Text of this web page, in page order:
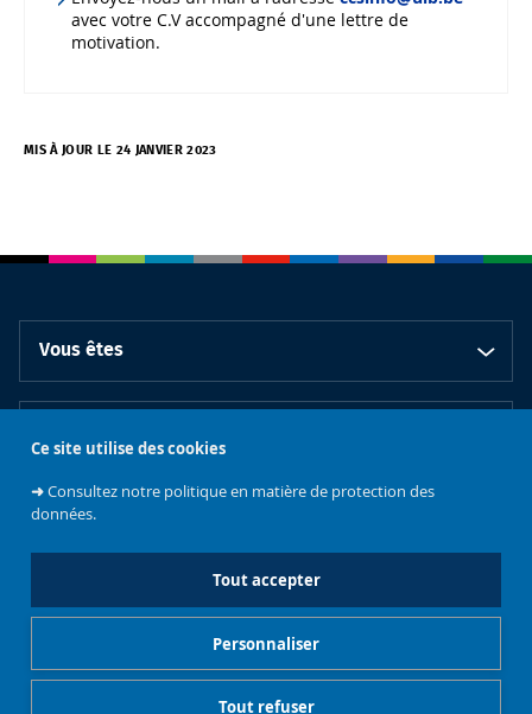
Ce site utilise des cookies
➜Consultez notre politique en matière de protection des
données.
Tout accepter
Tout refuser
Personnaliser
avec votre C.V accompagné d'une lettre de
motivation.
MIS À JOUR LE 24 JANVIER 2023
Vous êtes
Collaborer avec le CCS